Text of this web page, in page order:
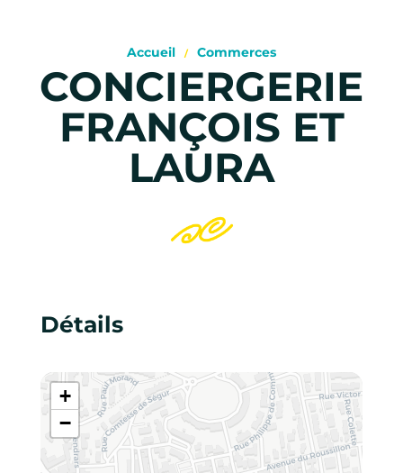
Accueil Commerces
CONCIERGERIE
FRANÇOIS ET
LAURA
Détails
+
−